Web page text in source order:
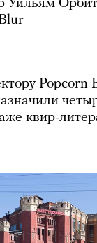
Уильям
Popcorn
квир-